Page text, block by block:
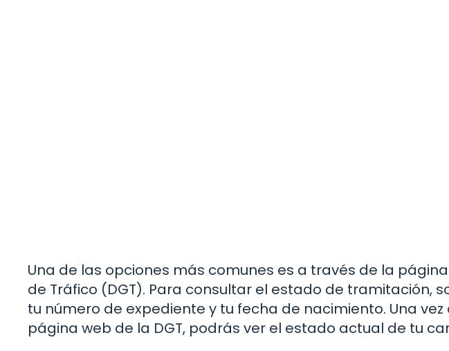
Una de las opciones más comunes es a través de la
de Tráfico (DGT). Para consultar el estado de tramitación,
tu número de expediente y tu fecha de nacimiento. Una
página web de la DGT, podrás ver el estado actual de tu